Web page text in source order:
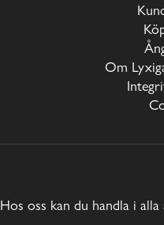
Om
Hos oss kan du handla i